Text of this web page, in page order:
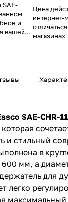
SAE-
и
вашей
600
этот
Цена
интернет-
магазинах
SAE-CHR-
которая
и стильный
в
600 мм, а
для
легко